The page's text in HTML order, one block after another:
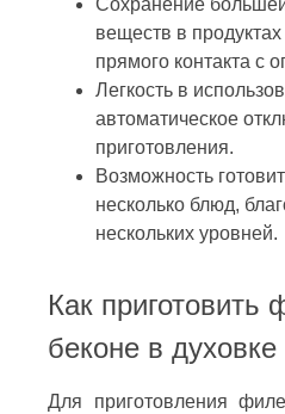
Сохранение
веществ в
прямого контакта с
Легкость в
автоматическое
приготовления.
Возможность
несколько блюд,
нескольких уровней.
Как приготовить
беконе в духовке
Для приготовления